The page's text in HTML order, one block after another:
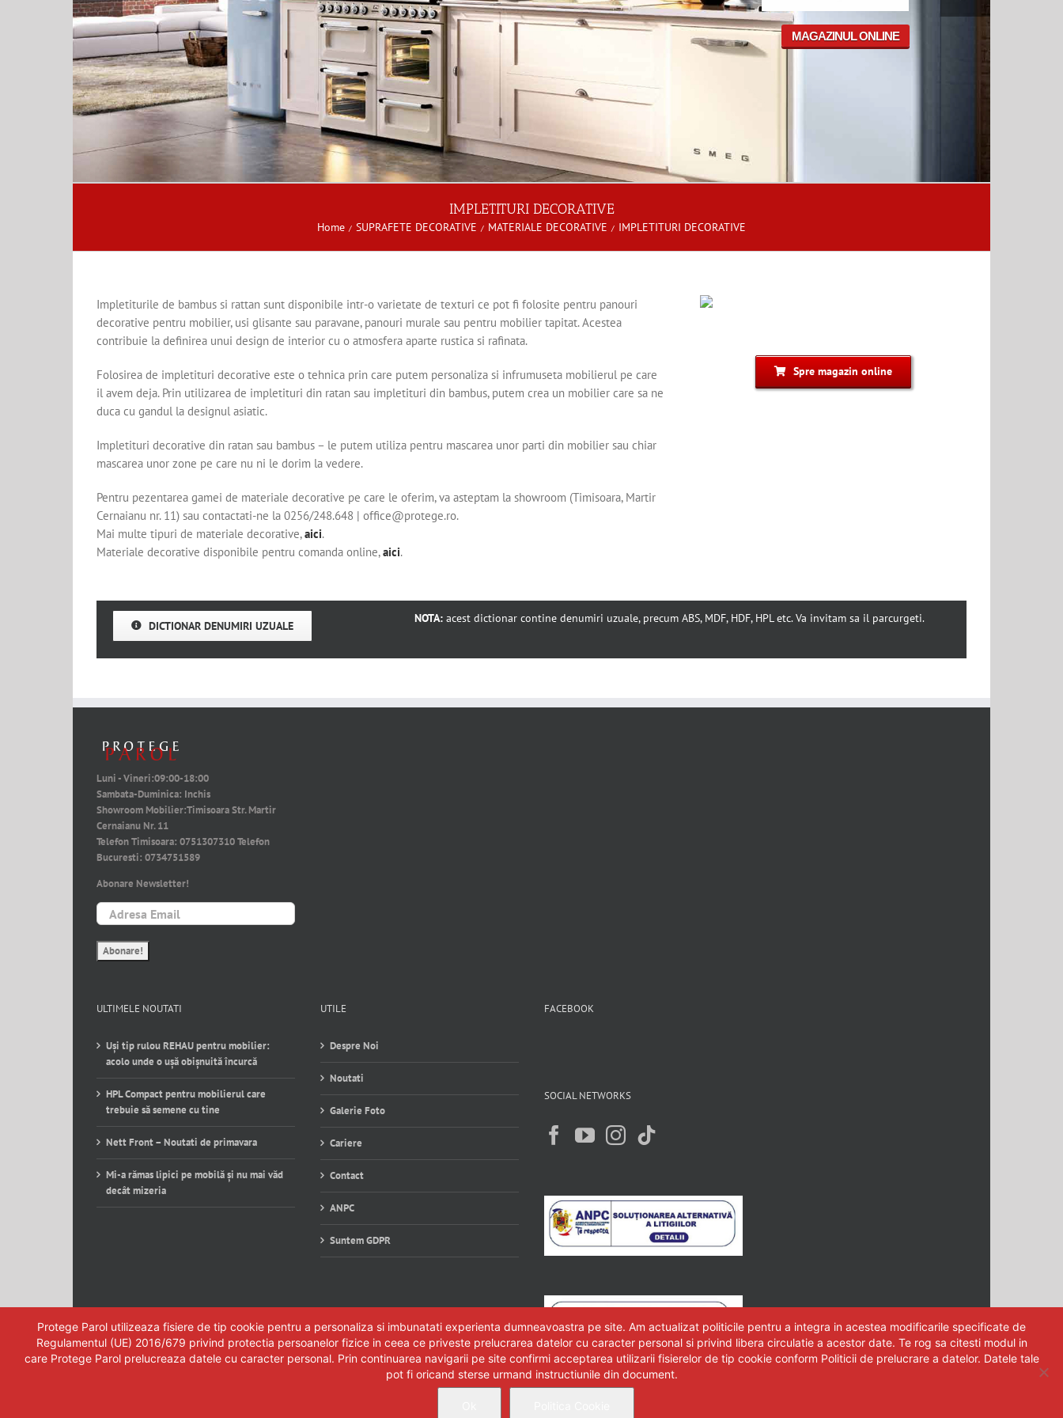
MAGAZINUL ONLINE
IMPLETITURI DECORATIVE
Home SUPRAFETE DECORATIVE MATERIALE DECORATIVE IMPLETITURI DECORATIVE
Impletiturile de bambus si rattan sunt disponibile intr-o varietate de texturi ce pot fi folosite pentru panouri
decorative pentru mobilier, usi glisante sau paravane, panouri murale sau pentru mobilier tapitat. Acestea
contribuie la definirea unui design de interior cu o atmosfera aparte rustica si rafinata.
Folosirea de impletituri decorative este o tehnica prin care putem personaliza si infrumuseta mobilierul pe care
il avem deja. Prin utilizarea de impletituri din ratan sau impletituri din bambus, putem crea un mobilier care sa ne
duca cu gandul la designul asiatic.
Impletituri decorative din ratan sau bambus – le putem utiliza pentru mascarea unor parti din mobilier sau chiar
mascarea unor zone pe care nu ni le dorim la vedere.
Pentru pezentarea gamei de materiale decorative pe care le oferim, va asteptam la showroom (Timisoara, Martir
Cernaianu nr. 11) sau contactati-ne la 0256/248.648 | office@protege.ro.
Mai multe tipuri de materiale decorative,aici.
Materiale decorative disponibile pentru comanda online,aici.
Spre magazin online
DICTIONAR DENUMIRI UZUALE
NOTA:acest dictionar contine denumiri uzuale, precum ABS, MDF, HDF, HPL etc. Va invitam sa il parcurgeti.
Luni - Vineri:09:00-18:00
Sambata-Duminica: Inchis
Showroom Mobilier:Timisoara Str. Martir
Cernaianu Nr. 11
Telefon Timisoara: 0751307310Telefon
Bucuresti: 0734751589
Abonare Newsletter!
ULTIMELE NOUTATI
Uși tip rulou REHAU pentru mobilier:
acolo unde o ușă obișnuită încurcă
HPL Compact pentru mobilierul care
trebuie să semene cu tine
Nett Front – Noutati de primavara
Mi-a rămas lipici pe mobilă și nu mai văd
decât mizeria
UTILE
Despre Noi
Noutati
Galerie Foto
Cariere
Contact
ANPC
Suntem GDPR
FACEBOOK
SOCIAL NETWORKS
Protege Parol utilizeaza fisiere de tip cookie pentru a personaliza si imbunatati experienta dumneavoastra pe site. Am actualizat politicile pentru a integra in acestea modificarile specificate de
Regulamentul (UE) 2016/679 privind protectia persoanelor fizice in ceea ce priveste prelucrarea datelor cu caracter personal si privind libera circulatie a acestor date. Te rog sa citesti modul in
care Protege Parol prelucreaza datele cu caracter personal. Prin continuarea navigarii pe site confirmi acceptarea utilizarii fisierelor de tip cookie conform Politicii de prelucrare a datelor. Datele tale
pot fi oricand sterse urmand instructiunile din document.